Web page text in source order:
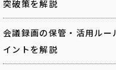
突破策を解説
会議録画の保管・活用ル
イントを解説